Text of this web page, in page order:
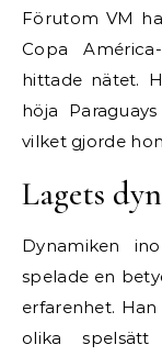
Förutom VM
Copa
hittade nätet.
höja
vilket gjorde
Lagets
Dynamiken
spelade en
erfarenhet.
olika